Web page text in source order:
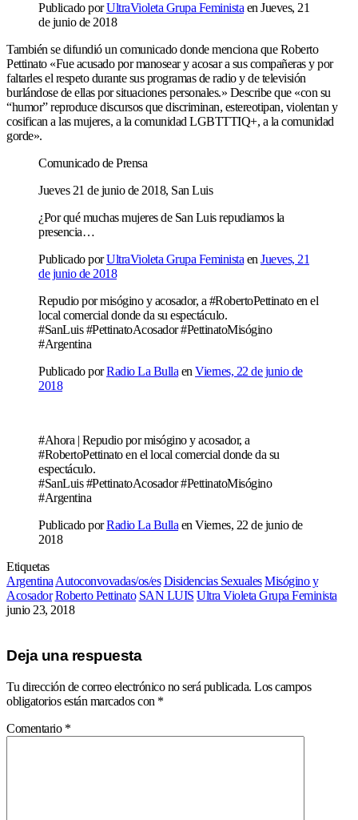
Publicado porUltraVioleta Grupa Feminista en Jueves, 21
de junio de 2018
También se difundió un comunicado donde menciona que Roberto
Pettinato «Fue acusado por manosear y acosar a sus compañeras y por
faltarles el respeto durante sus programas de radio y de televisión
burlándose de ellas por situaciones personales.» Describe que «con su
“humor” reproduce discursos que discriminan, estereotipan, violentan y
cosifican a las mujeres, a la comunidad LGBTTTIQ+, a la comunidad
gorde».
Comunicado de Prensa
Jueves 21 de junio de 2018, San Luis
¿Por qué muchas mujeres de San Luis repudiamos la
presencia…
Publicado porUltraVioleta Grupa Feminista en Jueves, 21
de junio de 2018
Repudio por misógino y acosador, a #RobertoPettinato en el
local comercial donde da su espectáculo.
#SanLuis #PettinatoAcosador #PettinatoMisógino
#Argentina
Publicado porRadio La Bulla en Viernes, 22 de junio de
2018
#Ahora | Repudio por misógino y acosador, a
#RobertoPettinato en el local comercial donde da su
espectáculo.
#SanLuis #PettinatoAcosador #PettinatoMisógino
#Argentina
Publicado porRadio La Bulla en Viernes, 22 de junio de
2018
Etiquetas
Argentina Autoconvovadas/os/es Disidencias Sexuales Misógino y
Acosador Roberto Pettinato SAN LUIS Ultra Violeta Grupa Feminista
junio 23, 2018
Deja una respuesta
Tu dirección de correo electrónico no será publicada. Los campos
obligatorios están marcados con *
Comentario *